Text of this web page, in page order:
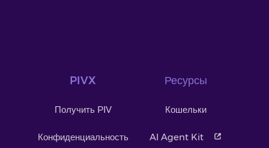
PIVX
Получить PIV
Конфиденциальность
Ресурсы
Кошельки
AI Agent Kit